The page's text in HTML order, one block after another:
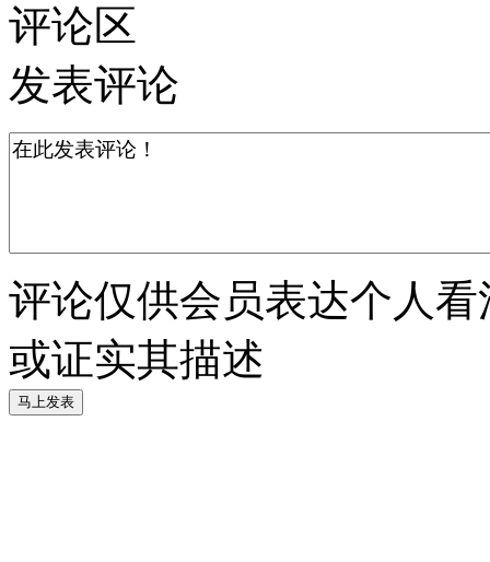
评论区
发表评论
评论仅供会员表达个人
或证实其描述